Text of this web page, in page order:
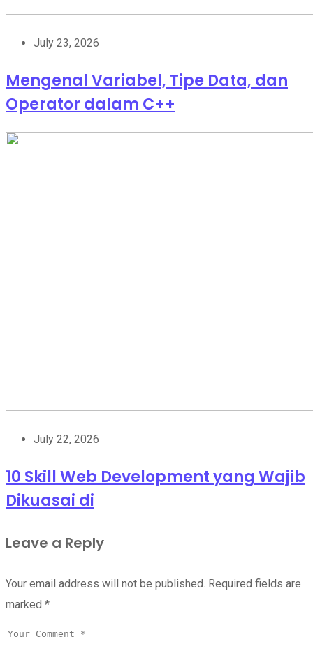
July 23, 2026
Mengenal Variabel, Tipe Data, dan
Operator dalam C++
July 22, 2026
10 Skill Web Development yang Wajib
Dikuasai di
Leave a Reply
Your email address will not be published. Required fields are
marked *